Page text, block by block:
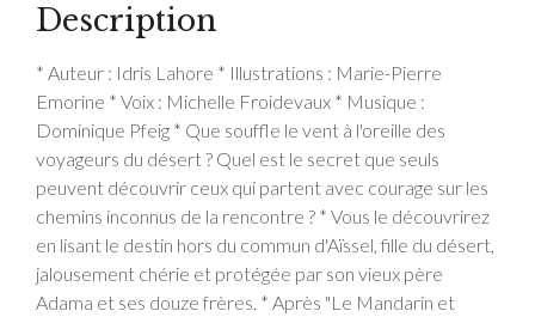
Description
* Auteur : Idris Lahore * Illustrations : Marie-Pierre
Emorine * Voix : Michelle Froidevaux * Musique :
Dominique Pfeig * Que souffle le vent à l'oreille des
voyageurs du désert ? Quel est le secret que seuls
peuvent découvrir ceux qui partent avec courage sur les
chemins inconnus de la rencontre ? * Vous le découvrirez
en lisant le destin hors du commun d'Aïssel, fille du désert,
jalousement chérie et protégée par son vieux père
Adama et ses douze frères. * Après "Le Mandarin et